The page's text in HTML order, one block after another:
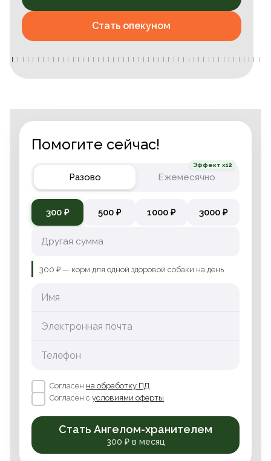
Стать опекуном
Помогите сейчас!
Разово Ежемесячно
Эффект x12
300 ₽ 500 ₽ 1000 ₽ 3000 ₽
300 ₽ — корм для одной здоровой собаки на день
Имя
Электронная почта
Телефон
Согласен на обработку ПД
Согласен с условиями оферты
Стать Ангелом-хранителем
300 ₽ в месяц